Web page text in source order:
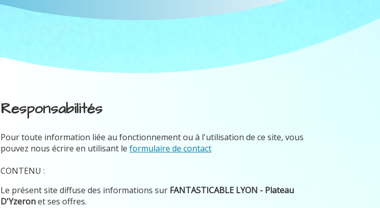
Responsabilités
Pour toute information liée au fonctionnement ou à l'utilisation de ce site, vous
pouvez nous écrire en utilisant leformulaire de contact
CONTENU :
Le présent site diffuse des informations sur FANTASTICABLE LYON - Plateau
D'Yzeronet ses offres.